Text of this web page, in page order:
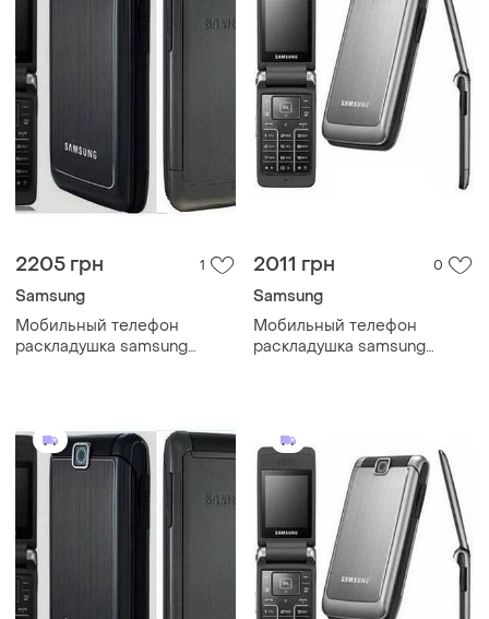
2205 грн 1
Samsung
Мобильный телефон
раскладушка samsung
2011 грн 0
Samsung
Мобильный телефон
раскладушка samsung